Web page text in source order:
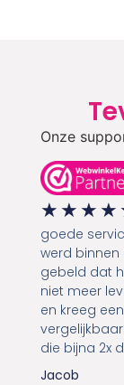
Onze
★ ★ ★ ★
goede
werd binnen
gebeld dat
niet meer
en kreeg een
die bijna 2x
Jacob